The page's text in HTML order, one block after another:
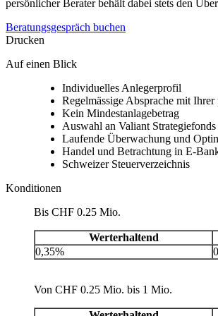
persönlicher Berater behält dabei stets den
Beratungsgespräch buchen
Drucken
Auf einen Blick
Individuelles Anlegerprofil
Regelmässige Absprache mit
Kein Mindestanlagebetrag
Auswahl an Valiant Strategiefonds
Laufende Überwachung und
Handel und Betrachtung in E-
Schweizer Steuerverzeichnis
Konditionen
Bis CHF 0.25 Mio.
Werterhaltend
0,35%
Von CHF 0.25 Mio. bis 1 Mio.